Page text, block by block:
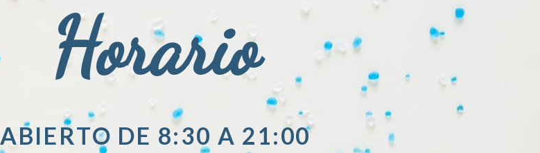
Horario
ABIERTO DE 8:30 A 21:00